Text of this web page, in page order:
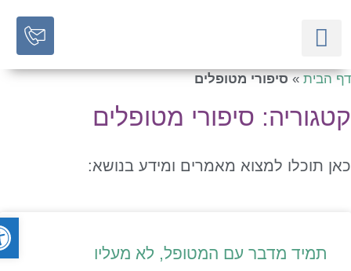
הבית»סיפורי מטופלים
סיפורי מטופלים
תוכלו למצוא מאמרים ומידע בנושא:
תמיד מדבר עם המטופל, לא מעליו